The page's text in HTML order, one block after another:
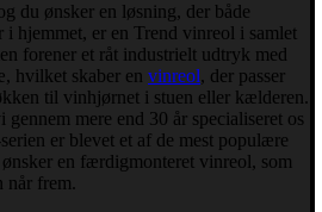
du ønsker en løsning, der både
hjemmet, er en Trend vinreol i samlet
forener et råt industrielt udtryk med
hvilket skaber en vinreol, der passer
til vinhjørnet i stuen eller kælderen.
mere end 30 år specialiseret os
er blevet et af de mest populære
en færdigmonteret vinreol, som
når frem.